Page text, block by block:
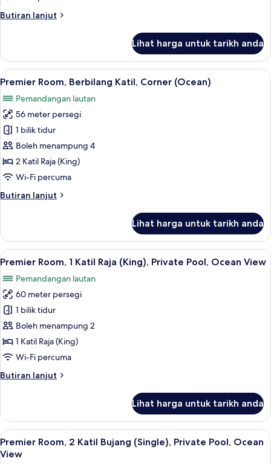
(Single),
Butiran lanjut
Butiran
Room,
Katil
(Single),
Ocean
View
Lihat harga untuk tarikh anda
Lihat
semua
foto
untuk
Premier
Room,
Berbilang
Katil,
(Ocean)
Premier Room, Berbilang Katil,
4
Premier Room, Berbilang Katil, Corner (Ocean)
Pemandangan lautan
56 meter persegi
1 bilik tidur
Boleh menampung 4
2 Katil Raja (King)
Wi-Fi percuma
Butiran lanjut
Butiran
Room,
Berbilang
Katil,
(Ocean)
Lihat harga untuk tarikh anda
Lihat
semua
foto
untuk
Premier
Room,
1
Katil
(King),
Ocean
View
Premier Room, 1 Katil Raja (King),
4
Premier Room, 1 Katil Raja (King), Private Pool, Ocean View
Pemandangan lautan
60 meter persegi
1 bilik tidur
Boleh menampung 2
1 Katil Raja (King)
Wi-Fi percuma
Butiran lanjut
Butiran
Room,
Katil
Raja
Lihat harga untuk tarikh anda
Lihat
semua
Peti besi dalam bilik, meja, langsir/
6
Premier Room, 2 Katil Bujang (Single), Private Pool, Ocean
View